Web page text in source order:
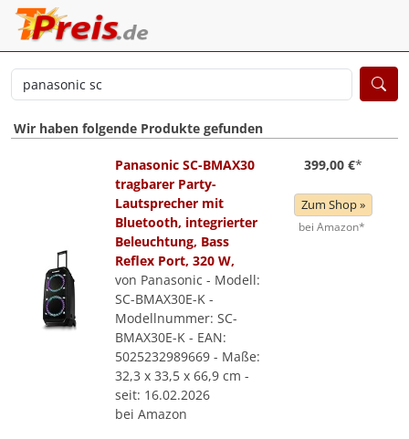
Wir haben folgende Produkte gefunden
Panasonic SC-BMAX30
tragbarer Party-
Lautsprecher mit
Bluetooth, integrierter
Beleuchtung, Bass
Reflex Port, 320 W,
von Panasonic - Modell:
SC-BMAX30E-K -
Modellnummer: SC-
BMAX30E-K - EAN:
5025232989669 - Maße:
32,3 x 33,5 x 66,9 cm -
seit: 16.02.2026
bei Amazon
399,00 €*
Zum Shop »
bei Amazon*